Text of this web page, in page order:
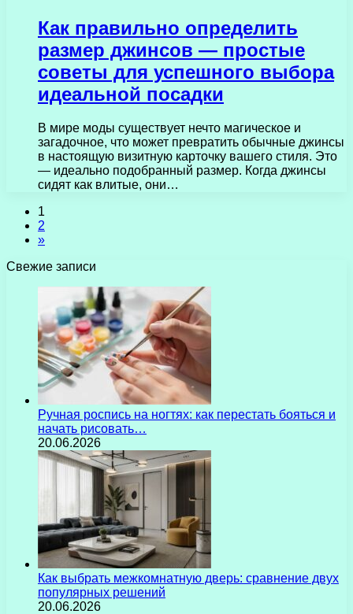
Как правильно определить
размер джинсов — простые
советы для успешного выбора
идеальной посадки
В мире моды существует нечто магическое и
загадочное, что может превратить обычные джинсы
в настоящую визитную карточку вашего стиля. Это
— идеально подобранный размер. Когда джинсы
сидят как влитые, они…
1
2
»
Свежие записи
Ручная роспись на ногтях: как перестать бояться и
начать рисовать…
20.06.2026
Как выбрать межкомнатную дверь: сравнение двух
популярных решений
20.06.2026